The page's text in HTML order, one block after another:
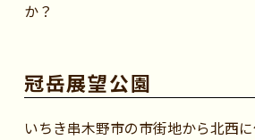
か？
冠岳展望公園
いちき串木野市の市街地から北西